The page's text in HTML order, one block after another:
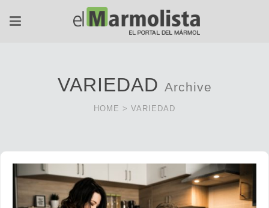
VARIEDAD Archive
HOME > VARIEDAD